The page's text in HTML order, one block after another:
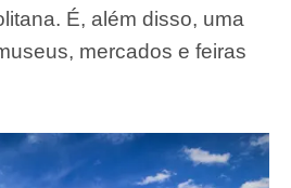
É, além disso, uma
mercados e feiras